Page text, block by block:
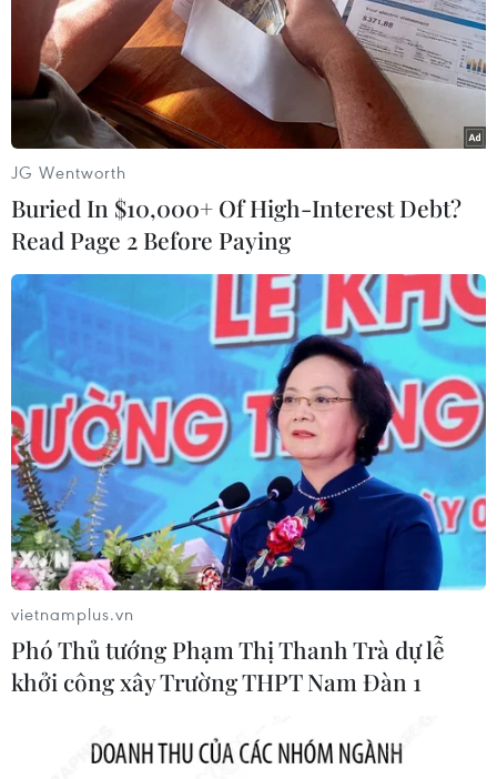
Công ty dược phẩm của Anh cung cấp
thức ăn nhiễm khuẩn cho trẻ sơ sinh
30/04/2022 08:28
Theo giới chức Anh, 19 trẻ sơ sinh đã bị ảnh hưởng tại 9
bệnh viện ở vùng England sau khi sử dụng lô sản phẩm
dinh dưỡng truyền qua đường tĩnh mạch của ITH bị
nhiễm khuẩn.
JG Wentworth
Buried In $10,000+ Of High-Interest Debt?
Read Page 2 Before Paying
vietnamplus.vn
Phó Thủ tướng Phạm Thị Thanh Trà dự lễ
khởi công xây Trường THPT Nam Đàn 1